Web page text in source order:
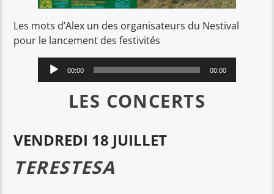
Les mots d’Alex un des organisateurs du Nestival
pour le lancement des festivités
Lecteur
audio
00:00 00:00
LES CONCERTS
VENDREDI 18 JUILLET
TERESTESA